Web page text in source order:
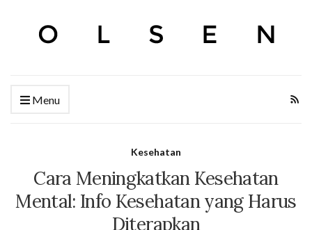
Menu
Kesehatan
Cara Meningkatkan Kesehatan
Mental: Info Kesehatan yang Harus
Diterapkan